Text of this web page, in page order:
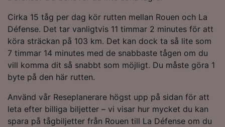
Cirka 15 tåg per dag kör rutten mellan Rouen och La
Défense. Det tar vanligtvis 11 timmar 2 minutes för att
köra sträckan på 103 km. Det kan dock ta så lite som
7 timmar 14 minutes med de snabbaste tågen om du
vill komma dit så snabbt som möjligt. Du måste göra 1
byte på den här rutten.
Använd vår Reseplanerare högst upp på sidan för att
leta efter billiga biljetter – vi visar hur mycket du kan
spara på tågbiljetter från Rouen till La Défense om du
angående målgrupp och tjänsteutveckling.
Lista över partner (leverantörer)